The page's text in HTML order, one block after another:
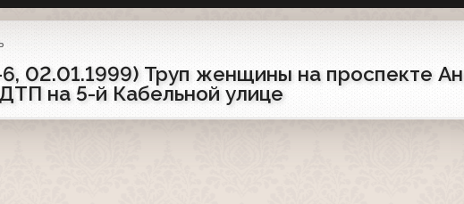
02.01.1999) Труп женщины на проспекте
на 5-й Кабельной улице